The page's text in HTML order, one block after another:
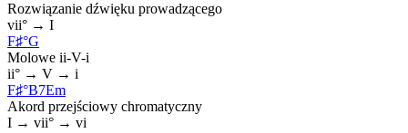
Rozwiązanie dźwięku prowadzącego
vii° → I
F♯°G
Molowe ii-V-i
ii° → V → i
F♯°B7Em
Akord przejściowy chromatyczny
I → vii° → vi